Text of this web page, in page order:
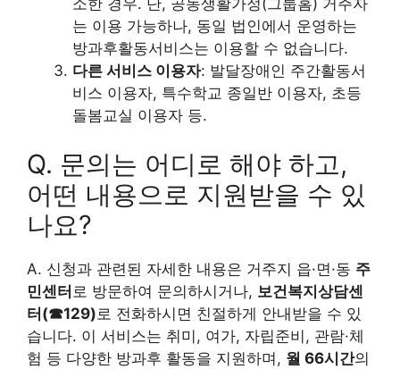
는 이용 가능하나, 동일 법인에서 운영하는
방과후활동서비스는 이용할 수 없습니다.
다른 서비스 이용자: 발달장애인 주간활동서
비스 이용자, 특수학교 종일반 이용자, 초등
돌봄교실 이용자 등.
Q. 문의는 어디로 해야 하고,
어떤 내용으로 지원받을 수 있
나요?
A. 신청과 관련된 자세한 내용은 거주지 읍·면·동 주
민센터 로 방문하여 문의하시거나, 보건복지상담센
터(☎129)로 전화하시면 친절하게 안내받을 수 있
습니다. 이 서비스는 취미, 여가, 자립준비, 관람·체
험 등 다양한 방과후 활동을 지원하며, 월 66시간의